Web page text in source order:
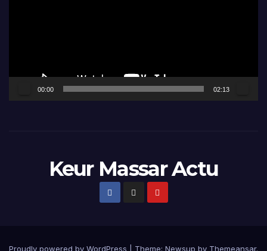
00:00 02:13
Keur Massar Actu
Proudly powered by WordPress Theme: Newsup by Themeansar.